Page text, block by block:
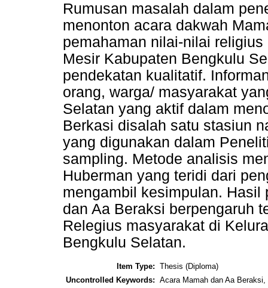
Rumusan masalah dalam
menonton acara dakwah
pemahaman nilai-nilai
Mesir Kabupaten Bengkulu
pendekatan kualitatif.
orang, warga/ masyarakat
Selatan yang aktif dalam
Berkasi disalah satu stasiun
yang digunakan dalam
sampling. Metode analisis
Huberman yang teridi dari
mengambil kesimpulan.
dan Aa Beraksi berpengaruh
Relegius masyarakat di
Bengkulu Selatan.
Item Type: Thesis (Diploma)
Uncontrolled Keywords: Acara Mamah dan Aa